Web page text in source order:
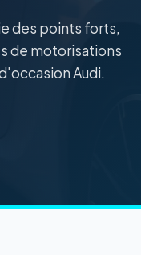
des points forts,
de motorisations
Audi.